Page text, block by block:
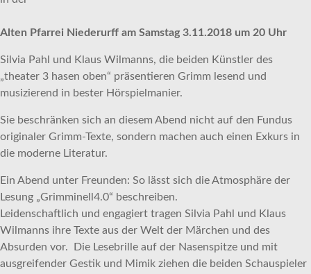
Alten Pfarrei Niederurff am Samstag 3.11.2018 um 20 Uhr
Silvia Pahl und Klaus Wilmanns, die beiden Künstler des
„theater 3 hasen oben“ präsentieren Grimm lesend und
musizierend in bester Hörspielmanier.
Sie beschränken sich an diesem Abend nicht auf den Fundus
originaler Grimm-Texte, sondern machen auch einen Exkurs in
die moderne Literatur.
Ein Abend unter Freunden: So lässt sich die Atmosphäre der
Lesung „Grimminell4.0“ beschreiben.
Leidenschaftlich und engagiert tragen Silvia Pahl und Klaus
Wilmanns ihre Texte aus der Welt der Märchen und des
Absurden vor. Die Lesebrille auf der Nasenspitze und mit
ausgreifender Gestik und Mimik ziehen die beiden Schauspieler